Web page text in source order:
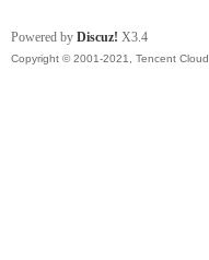
Powered by Discuz! X3.4
Copyright © 2001-2021, Tencent Cloud.